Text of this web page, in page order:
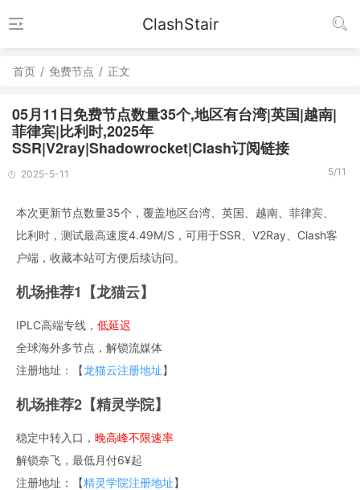
ClashStair
首页 / 免费节点 / 正文
05月11日免费节点数量35个,地区有台湾|英国|越南|
菲律宾|比利时,2025年
SSR|V2ray|Shadowrocket|Clash订阅链接
2025-5-11 5/11
本次更新节点数量35个，覆盖地区台湾、英国、越南、菲律宾、
比利时，测试最高速度4.49M/S，可用于SSR、V2Ray、Clash客
户端，收藏本站可方便后续访问。
机场推荐1【龙猫云】
IPLC高端专线， 低延迟
全球海外多节点，解锁流媒体
注册地址：【龙猫云注册地址】
机场推荐2【精灵学院】
稳定中转入口， 晚高峰不限速率
解锁奈飞，最低月付6¥起
注册地址：【精灵学院注册地址】